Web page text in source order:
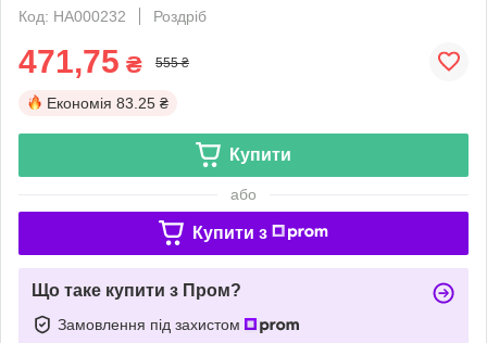
Код: НА000232
Роздріб
471,75 ₴ 555 ₴
Економія 83.25 ₴
Купити
або
Купити з
Що таке купити з Пром?
Замовлення під захистом